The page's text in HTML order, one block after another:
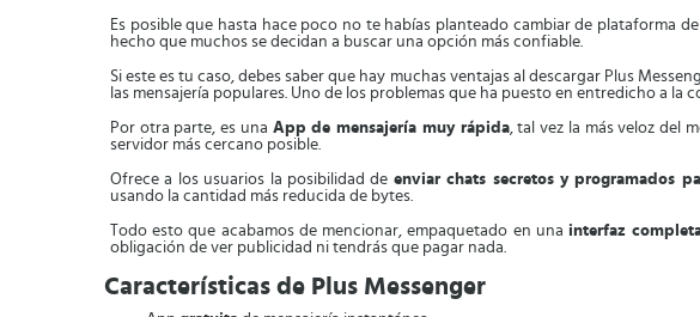
Es posible que hasta hace poco no te habías planteado cambiar de plataforma
hecho que muchos se decidan a buscar una opción más confiable.
Si este es tu caso, debes saber que hay muchas ventajas al descargar Plus
las mensajería populares. Uno de los problemas que ha puesto en entredicho a la
Por otra parte, es una App de mensajería muy rápida, tal vez la más veloz del
servidor más cercano posible.
Ofrece a los usuarios la posibilidad de enviar chats secretos y programados
usando la cantidad más reducida de bytes.
Todo esto que acabamos de mencionar, empaquetado en una interfaz
obligación de ver publicidad ni tendrás que pagar nada.
Características de Plus Messenger